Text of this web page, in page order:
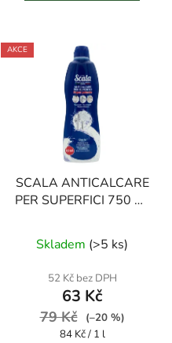
AKCE
SCALA ANTICALCARE
PER SUPERFICI 750 ml
kamene
Skladem (>5 ks)
52 Kč bez DPH
63 Kč
79 Kč
(–20 %)
Měrná
84 Kč / 1 l